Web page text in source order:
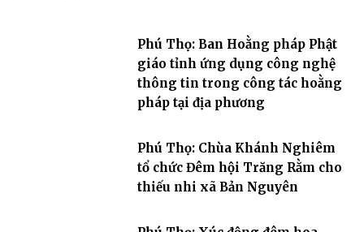
Phú Thọ: Ban Hoằng pháp Phật
giáo tỉnh ứng dụng công nghệ
thông tin trong công tác hoằng
pháp tại địa phương
Phú Thọ: Chùa Khánh Nghiêm
tổ chức Đêm hội Trăng Rằm cho
thiếu nhi xã Bản Nguyên